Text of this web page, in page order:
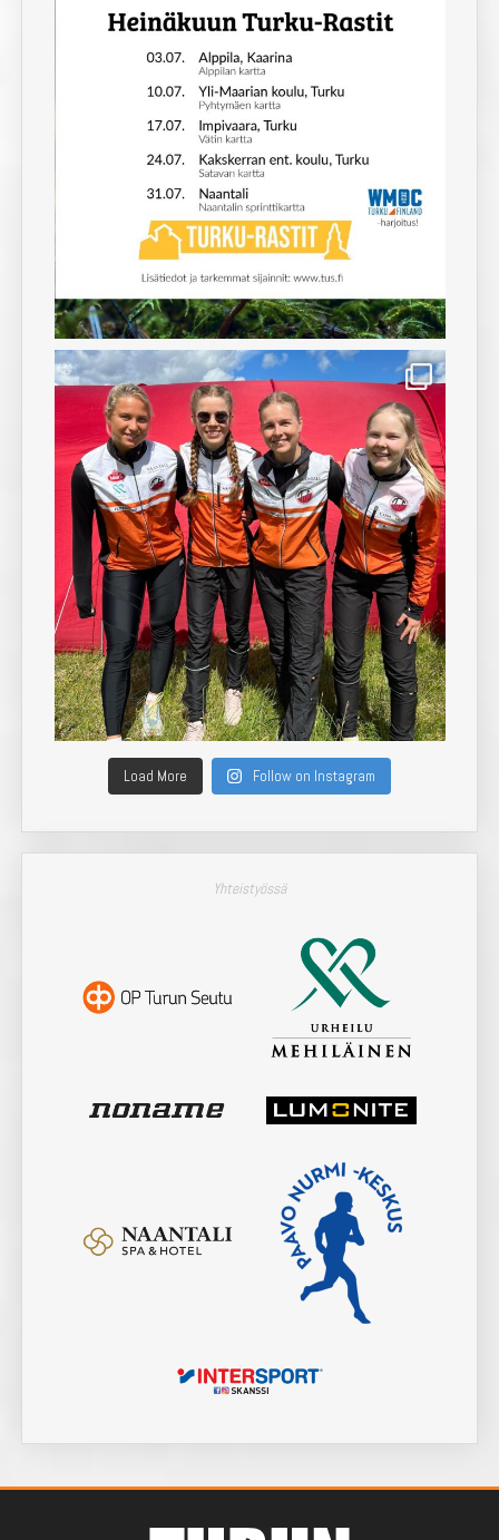
Load More Follow on Instagram
Yhteistyössä